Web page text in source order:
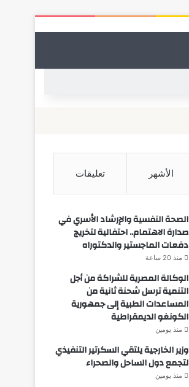
الأشهر تعليقات
الصحة النفسية والإرشاد الأسري في
صدارة الاهتمام.. احتفالية لتخريج
دفعات الماجستير والدكتوراه
منذ 20 ساعة
الوكالة المصرية للشراكة من أجل
التنمية ترسل شحنة ثانية من
المساعدات الطبية إلى جمهورية
الكونغو الديمقراطية
منذ يومين
وزير الخارجية يلتقي السكرتير التنفيذي
لتجمع دول الساحل والصحراء
منذ يومين